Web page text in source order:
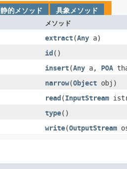
静的メソッド 具象メソッド
メソッド
extract​(Any a)
id ()
insert​(Any a, POA
narrow​(Object obj)
read ​(InputStream
type()
write​(OutputStream